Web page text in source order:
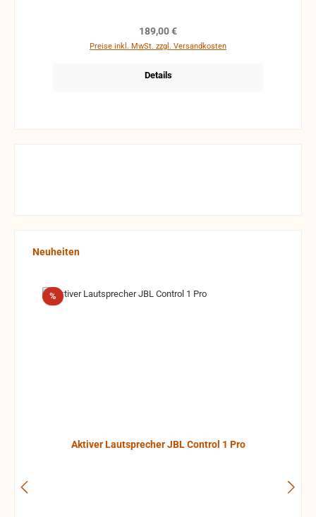
Regulärer Preis:
189,00 €
Preise inkl. MwSt. zzgl. Versandkosten
Details
Produktgalerie überspringen
Neuheiten
%Rabatt
Aktiver Lautsprecher JBL Control 1 Pro